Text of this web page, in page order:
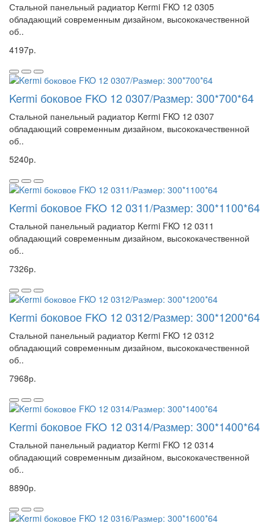
Стальной панельный радиатор Kermi FKO 12 0305
обладающий современным дизайном, высококачественной
об..
4197р.
Kermi боковое FKO 12 0307/Размер: 300*700*64
Стальной панельный радиатор Kermi FKO 12 0307
обладающий современным дизайном, высококачественной
об..
5240р.
Kermi боковое FKO 12 0311/Размер: 300*1100*64
Стальной панельный радиатор Kermi FKO 12 0311
обладающий современным дизайном, высококачественной
об..
7326р.
Kermi боковое FKO 12 0312/Размер: 300*1200*64
Стальной панельный радиатор Kermi FKO 12 0312
обладающий современным дизайном, высококачественной
об..
7968р.
Kermi боковое FKO 12 0314/Размер: 300*1400*64
Стальной панельный радиатор Kermi FKO 12 0314
обладающий современным дизайном, высококачественной
об..
8890р.